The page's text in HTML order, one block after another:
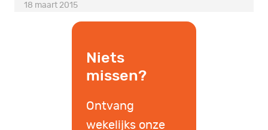
18 maart 2015
Niets
missen?
Ontvang
wekelijks onze